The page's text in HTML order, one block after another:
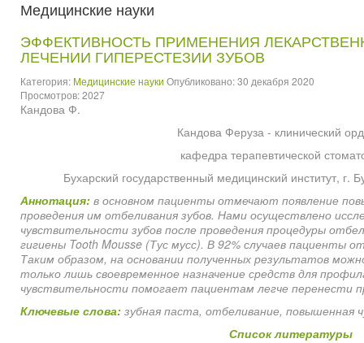
Медицинские науки
ЭФФЕКТИВНОСТЬ ПРИМЕНЕНИЯ
ЛЕЧЕНИИ ГИПЕРЕСТЕЗИИ ЗУБОВ
Категория: Медицинские науки Опубликовано: 30 декабря 2020
Просмотров: 2027
Кандова Ф.
Кандова Феруза - клинический
кафедра терапевтической
Бухарский государственный медицинский институт, г.
Аннотация: в основном пациенты отмечают появление
проведения им отбеливания зубов. Нами осуществлено
чувствительности зубов после проведения процедуры
гигиены Tooth Mousse (Тус мусс). В 92% случаев пациенты
Таким образом, на основании полученных результатов
только лишь своевременное назначение средств для
чувствительности помогает пациентам легче перенести
Ключевые слова: зубная паста, отбеливание, повышенная
Список литературы